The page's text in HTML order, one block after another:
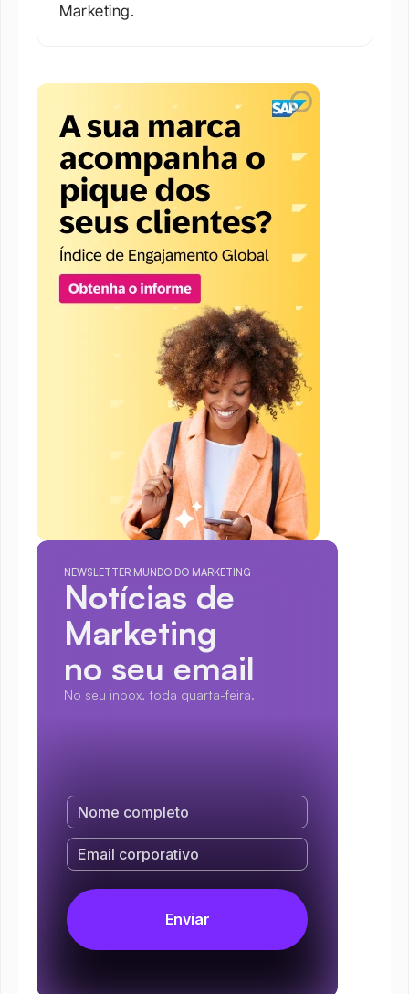
Marketing.
NEWSLETTER MUNDO DO MARKETING
Notícias de
Marketing
no seu email
No seu inbox, toda quarta-feira.